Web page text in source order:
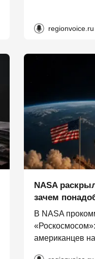
regionvoice.ru
NASA
зачем
В NASA
американцев